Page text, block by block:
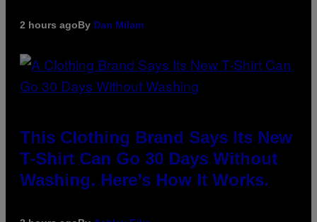
2 hours agoBy Dan Milam
This Clothing Brand Says Its New
T-Shirt Can Go 30 Days Without
Washing. Here’s How It Works.